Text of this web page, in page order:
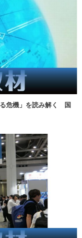
る危機」を読み解く 国